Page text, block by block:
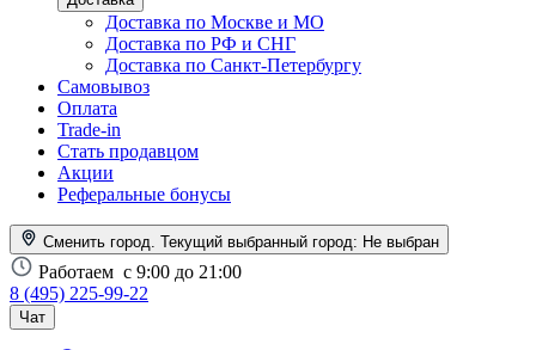
Доставка по Москве и МО
Доставка по РФ и СНГ
Доставка по Санкт-Петербургу
Самовывоз
Оплата
Trade-in
Стать продавцом
Акции
Реферальные бонусы
Сменить город. Текущий выбранный город: Не выбран
Работаем с 9:00 до 21:00
8 (495) 225-99-22
Чат